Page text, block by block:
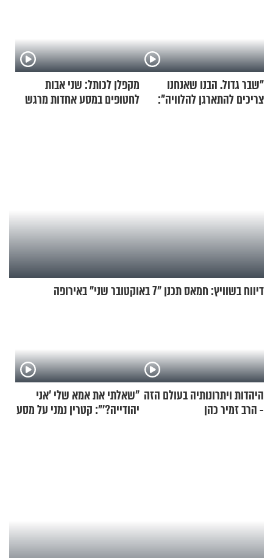
"שבר גדול. הבנו שאנחנו
צריכים להתארגן להלוויה":
מקפלן לכותל: שני אבות
לחטופים במסע אחדות מרגש
דיווח בשוויץ: חמאס תכנן "7 באוקטובר שני" באירופה
היהדות ויתרונותיה בעולם הזה
- הרב זמיר כהן
"שאלתי את אמא שלי 'אני
יהודייה?'": קטרין נמני על מסע